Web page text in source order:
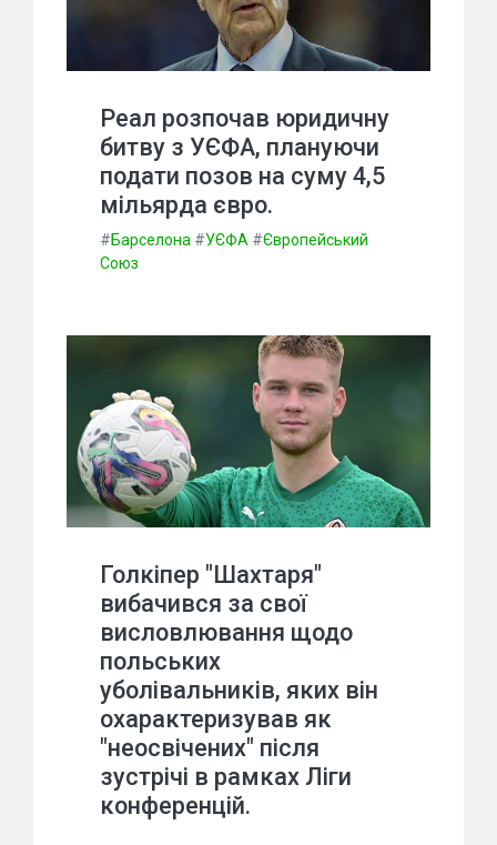
Реал розпочав юридичну
битву з УЄФА, плануючи
подати позов на суму 4,5
мільярда євро.
#Барселона #УЄФА #Європейський
Союз
Голкіпер "Шахтаря"
вибачився за свої
висловлювання щодо
польських
уболівальників, яких він
охарактеризував як
"неосвічених" після
зустрічі в рамках Ліги
конференцій.